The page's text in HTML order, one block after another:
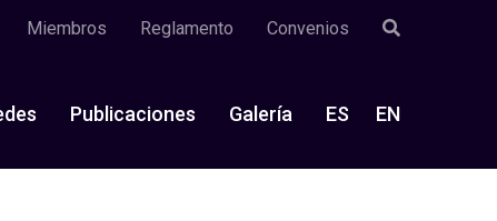
Miembros Reglamento Convenios
Publicaciones Galería ES EN